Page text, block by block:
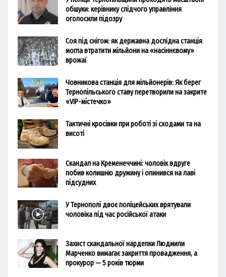
обшуки: керівнику слідчого управління
оголосили підозру
Соя під снігом: як державна дослідна станція
могла втратити мільйони на «насіннєвому»
врожаї
Човникова станція для мільйонерів: Як берег
Тернопільського ставу перетворили на закрите
«VIP-містечко»
Тактичні кросівки при роботі зі сходами та на
висоті
Скандал на Кременеччині: чоловік вдруге
побив колишню дружину і опинився на лаві
підсудних
У Тернополі двоє поліцейських врятували
чоловіка під час російської атаки
Захист скандальної нардепки Людмили
Марченко вимагає закриття провадження, а
прокурор — 5 років тюрми